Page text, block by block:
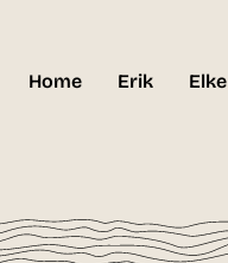
Home Erik Elke